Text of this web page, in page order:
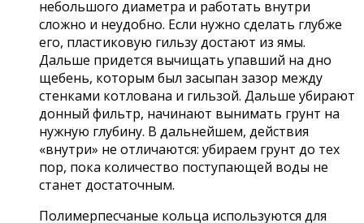
небольшого диаметра и работать внутри
сложно и неудобно. Если нужно сделать глубже
его, пластиковую гильзу достают из ямы.
Дальше придется вычищать упавший на дно
щебень, которым был засыпан зазор между
стенками котлована и гильзой. Дальше убирают
донный фильтр, начинают вынимать грунт на
нужную глубину. В дальнейшем, действия
«внутри» не отличаются: убираем грунт до тех
пор, пока количество поступающей воды не
станет достаточным.
Полимерпесчаные кольца используются для